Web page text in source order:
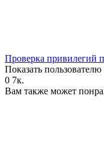
Проверка привилегий
Показать
0 7к.
Вам также может